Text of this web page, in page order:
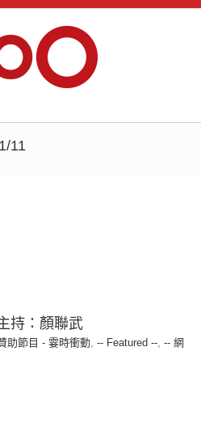
11
持：顏聯武
助節目 - 霎時衝動, -- Featured --, -- 網